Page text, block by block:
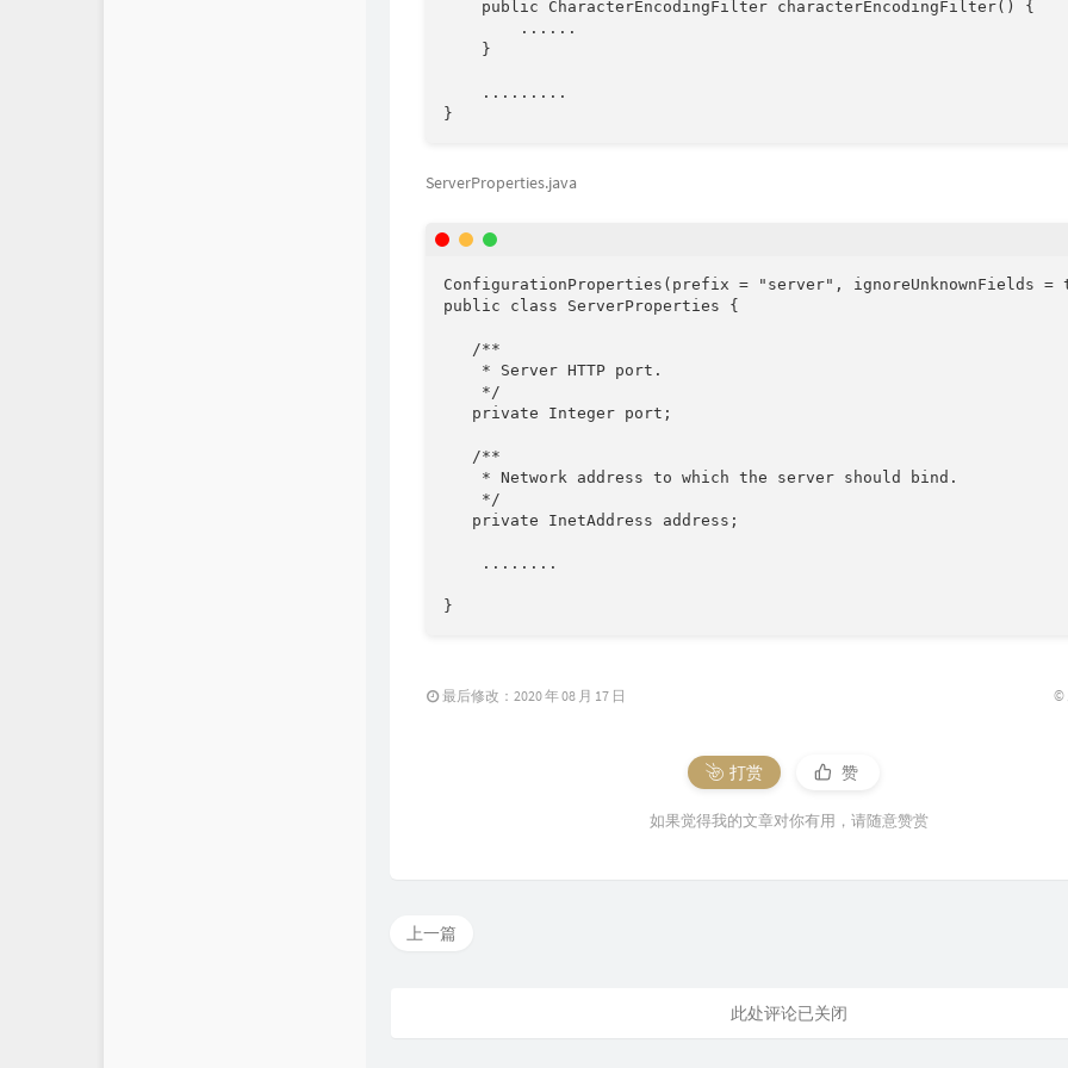
    public CharacterEncodingFilter characterEncodingFilter() {
        ......
    }
    .........
}
ServerProperties.java
ConfigurationProperties(prefix = "server", ignoreUnknownFields =
public class ServerProperties {
   /**
    * Server HTTP port.
    */
   private Integer port;
   /**
    * Network address to which the server should bind.
    */
   private InetAddress address;
    ........
}
最后修改：2020 年 08 月 17 日 ©
打赏 赞
如果觉得我的文章对你有用，请随意赞赏
上一篇
此处评论已关闭